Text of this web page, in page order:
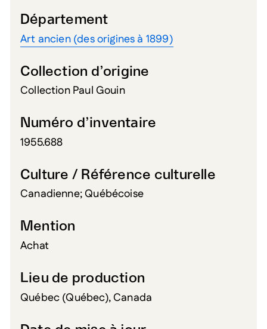
Département
Art ancien (des origines à 1899)
Collection d’origine
Collection Paul Gouin
Numéro d’inventaire
1955.688
Culture / Référence culturelle
Canadienne; Québécoise
Mention
Achat
Lieu de production
Québec (Québec), Canada